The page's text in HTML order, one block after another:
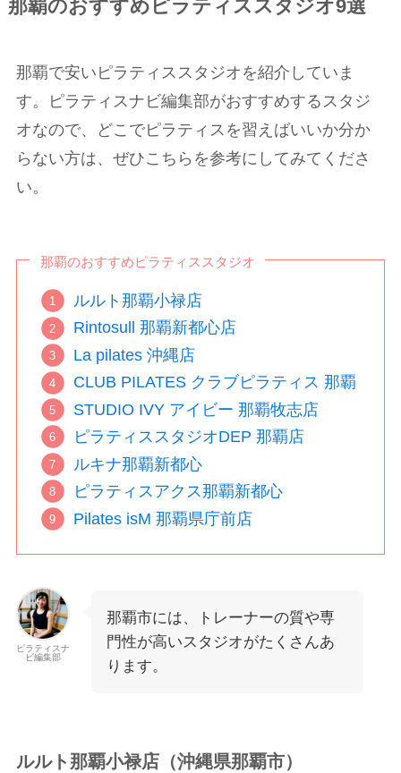
那覇のおすすめピラティススタジオ9選
那覇で安いピラティススタジオを紹介していま
す。ピラティスナビ編集部がおすすめするスタジ
オなので、どこでピラティスを習えばいいか分か
らない方は、ぜひこちらを参考にしてみてくださ
い。
那覇のおすすめピラティススタジオ
ルルト那覇小禄店
Rintosull 那覇新都心店
La pilates 沖縄店
CLUB PILATES クラブピラティス 那覇
STUDIO IVY アイビー 那覇牧志店
ピラティススタジオDEP 那覇店
ルキナ那覇新都心
ピラティスアクス那覇新都心
Pilates isM 那覇県庁前店
ピラティスナ
ビ編集部
那覇市には、トレーナーの質や専
門性が高いスタジオがたくさんあ
ります。
ルルト那覇小禄店（沖縄県那覇市）